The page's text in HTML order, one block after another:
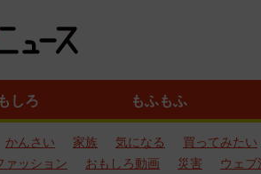
しろ もふもふ
かんさい 家族 気になる 買ってみたい
ァッション おもしろ動画 災害 ウェブ